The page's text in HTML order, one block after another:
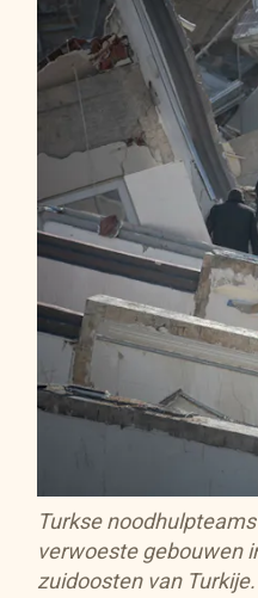
Turkse
verwoeste gebouwen
zuidoosten van